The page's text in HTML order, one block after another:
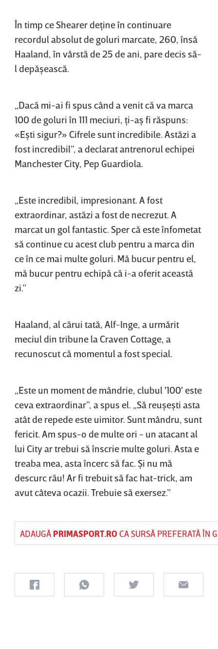
În timp ce Shearer deţine în continuare
recordul absolut de goluri marcate, 260, însă
Haaland, în vârstă de 25 de ani, pare decis să-
l depăşească.
„Dacă mi-ai fi spus când a venit că va marca
100 de goluri în 111 meciuri, ţi-aş fi răspuns:
«Eşti sigur?» Cifrele sunt incredibile. Astăzi a
fost incredibil”, a declarat antrenorul echipei
Manchester City, Pep Guardiola.
„Este incredibil, impresionant. A fost
extraordinar, astăzi a fost de necrezut. A
marcat un gol fantastic. Sper că este înfometat
să continue cu acest club pentru a marca din
ce în ce mai multe goluri. Mă bucur pentru el,
mă bucur pentru echipă că i-a oferit această
zi.”
Haaland, al cărui tată, Alf-Inge, a urmărit
meciul din tribune la Craven Cottage, a
recunoscut că momentul a fost special.
„Este un moment de mândrie, clubul '100' este
ceva extraordinar”, a spus el. „Să reuşeşti asta
atât de repede este uimitor. Sunt mândru, sunt
fericit. Am spus-o de multe ori - un atacant al
lui City ar trebui să înscrie multe goluri. Asta e
treaba mea, asta încerc să fac. Şi nu mă
descurc rău! Ar fi trebuit să fac hat-trick, am
avut câteva ocazii. Trebuie să exersez.”
ADAUGĂ PRIMASPORT.ROCA SURSĂ PREFERATĂ ÎN